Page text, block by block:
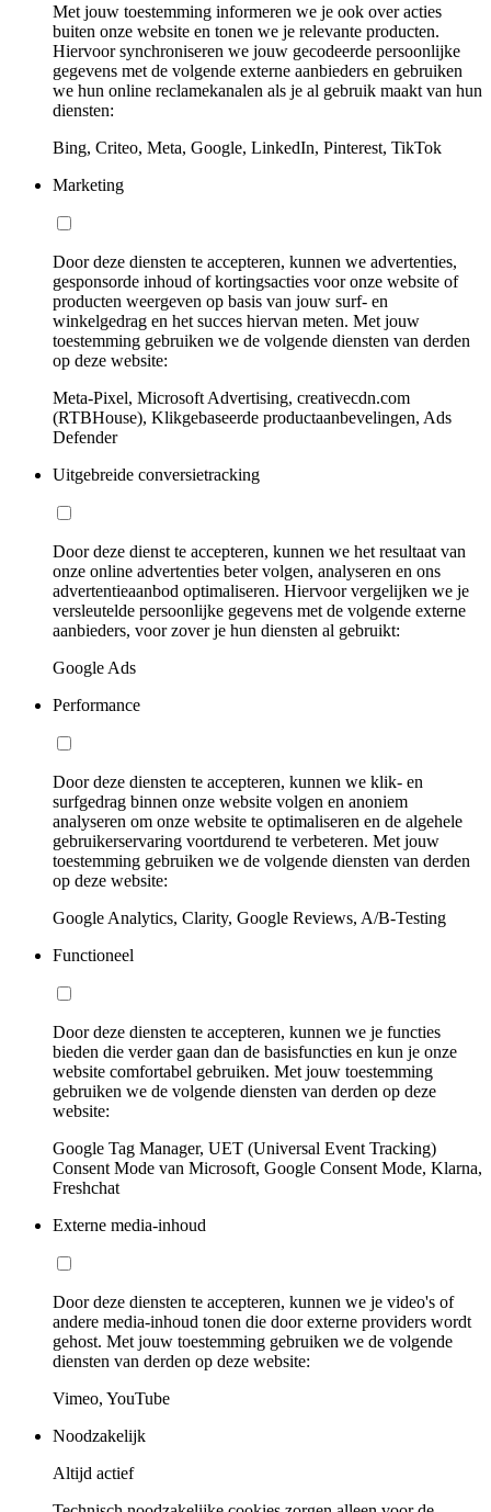
Met jouw toestemming informeren we je ook over acties
buiten onze website en tonen we je relevante producten.
Hiervoor synchroniseren we jouw gecodeerde persoonlijke
gegevens met de volgende externe aanbieders en gebruiken
we hun online reclamekanalen als je al gebruik maakt van hun
diensten:
Bing, Criteo, Meta, Google, LinkedIn, Pinterest, TikTok
Marketing
Door deze diensten te accepteren, kunnen we advertenties,
gesponsorde inhoud of kortingsacties voor onze website of
producten weergeven op basis van jouw surf- en
winkelgedrag en het succes hiervan meten. Met jouw
toestemming gebruiken we de volgende diensten van derden
op deze website:
Meta-Pixel, Microsoft Advertising, creativecdn.com
(RTBHouse), Klikgebaseerde productaanbevelingen, Ads
Defender
Uitgebreide conversietracking
Door deze dienst te accepteren, kunnen we het resultaat van
onze online advertenties beter volgen, analyseren en ons
advertentieaanbod optimaliseren. Hiervoor vergelijken we je
versleutelde persoonlijke gegevens met de volgende externe
aanbieders, voor zover je hun diensten al gebruikt:
Google Ads
Performance
Door deze diensten te accepteren, kunnen we klik- en
surfgedrag binnen onze website volgen en anoniem
analyseren om onze website te optimaliseren en de algehele
gebruikerservaring voortdurend te verbeteren. Met jouw
toestemming gebruiken we de volgende diensten van derden
op deze website:
Google Analytics, Clarity, Google Reviews, A/B-Testing
Functioneel
Door deze diensten te accepteren, kunnen we je functies
bieden die verder gaan dan de basisfuncties en kun je onze
website comfortabel gebruiken. Met jouw toestemming
gebruiken we de volgende diensten van derden op deze
website:
Google Tag Manager, UET (Universal Event Tracking)
Consent Mode van Microsoft, Google Consent Mode, Klarna,
Freshchat
Externe media-inhoud
Door deze diensten te accepteren, kunnen we je video's of
andere media-inhoud tonen die door externe providers wordt
gehost. Met jouw toestemming gebruiken we de volgende
diensten van derden op deze website:
Vimeo, YouTube
Noodzakelijk
Altijd actief